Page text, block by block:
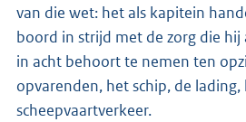
van die wet: het als kapitein
boord in strijd met de zorg die hij
in acht behoort te nemen ten
opvarenden, het schip, de
scheepvaartverkeer.